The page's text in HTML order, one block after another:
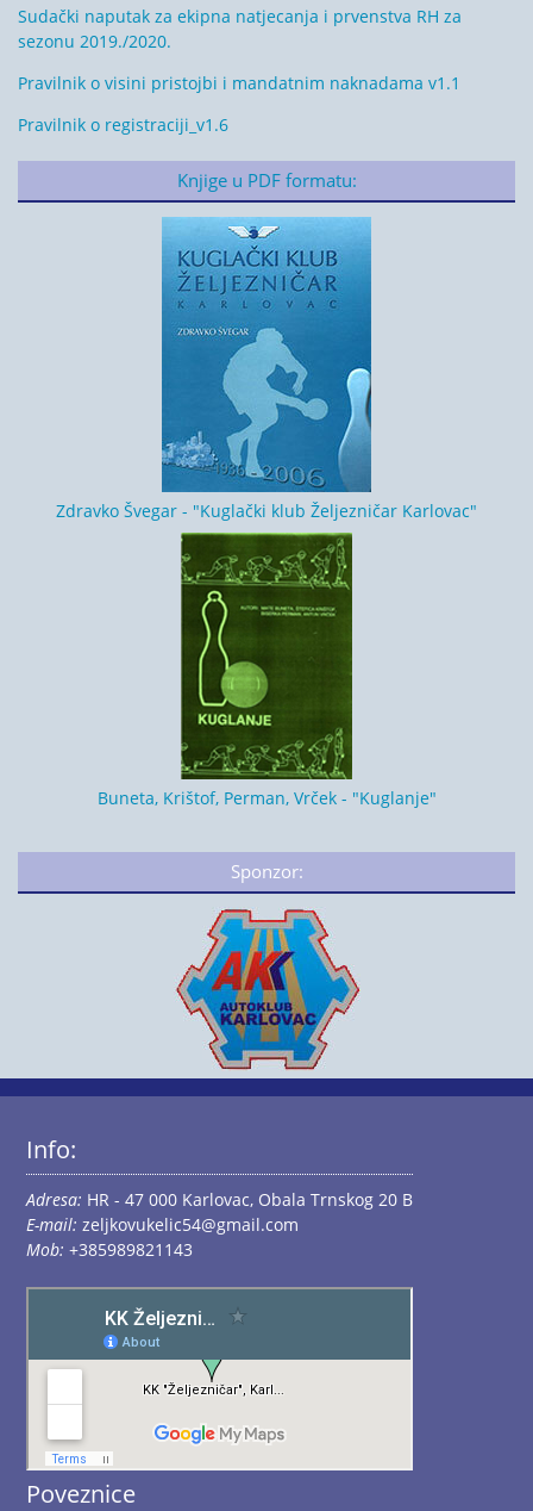
Sudački naputak za ekipna natjecanja i prvenstva RH za
sezonu 2019./2020.
Pravilnik o visini pristojbi i mandatnim naknadama v1.1
Pravilnik o registraciji_v1.6
Knjige u PDF formatu:
Zdravko Švegar - "Kuglački klub Željezničar Karlovac"
Buneta, Krištof, Perman, Vrček - "Kuglanje"
Sponzor:
Info:
Adresa: HR - 47 000 Karlovac, Obala Trnskog 20 B
E-mail: zeljkovukelic54@gmail.com
Mob: +385989821143
Poveznice